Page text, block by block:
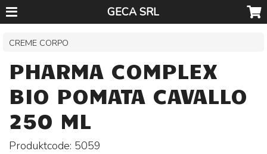
GECA SRL
CREME CORPO
PHARMA COMPLEX
BIO POMATA CAVALLO
250 ML
Produktcode: 5059